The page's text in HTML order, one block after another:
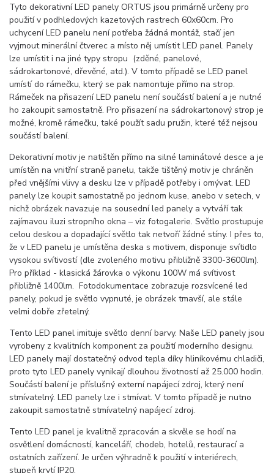
Tyto dekorativní LED panely ORTUS jsou primárně určeny pro
použití v podhledových kazetových rastrech 60x60cm. Pro
uchycení LED panelu není potřeba žádná montáž, stačí jen
vyjmout minerální čtverec a místo něj umístit LED panel. Panely
lze umístit i na jiné typy stropu (zděné, panelové,
sádrokartonové, dřevěné, atd.). V tomto případě se LED panel
umístí do rámečku, který se pak namontuje přímo na strop.
Rámeček na přisazení LED panelu není součástí balení a je nutné
ho zakoupit samostatně. Pro přisazení na sádrokartonový strop je
možné, kromě rámečku, také použít sadu pružin, které též nejsou
součástí balení.
Dekorativní motiv je natištěn přímo na silné laminátové desce a je
umístěn na vnitřní straně panelu, takže tištěný motiv je chráněn
před vnějšími vlivy a desku lze v případě potřeby i omývat. LED
panely lze koupit samostatně po jednom kuse, anebo v setech, v
nichž obrázek navazuje na sousední led panely a vytváří tak
zajímavou iluzi stropního okna – viz fotogalerie. Světlo prostupuje
celou deskou a dopadající světlo tak netvoří žádné stíny. I přes to,
že v LED panelu je umístěna deska s motivem, disponuje svítidlo
vysokou svítivostí (dle zvoleného motivu přibližně 3300-3600lm).
Pro příklad - klasická žárovka o výkonu 100W má svítivost
přibližně 1400lm. Fotodokumentace zobrazuje rozsvícené led
panely, pokud je světlo vypnuté, je obrázek tmavší, ale stále
velmi dobře zřetelný.
Tento LED panel imituje světlo denní barvy. Naše LED panely jsou
vyrobeny z kvalitních komponent za použití moderního designu.
LED panely mají dostatečný odvod tepla díky hliníkovému chladiči,
proto tyto LED panely vynikají dlouhou životností až 25.000 hodin.
Součástí balení je příslušný externí napájecí zdroj, který není
stmívatelný. LED panely lze i stmívat. V tomto případě je nutno
zakoupit samostatně stmívatelný napájecí zdroj.
Tento LED panel je kvalitně zpracován a skvěle se hodí na
osvětlení domácností, kanceláří, chodeb, hotelů, restaurací a
ostatních zařízení. Je určen výhradně k použití v interiérech,
stupeň krytí IP20.